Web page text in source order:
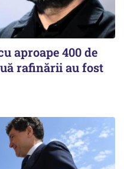
aproape 400 de
rafinării au fost